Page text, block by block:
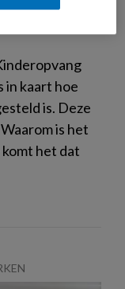
in kaart hoe
is. Deze
is het
het dat